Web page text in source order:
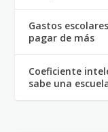
Gastos
pagar de más
Coeficiente
sabe una